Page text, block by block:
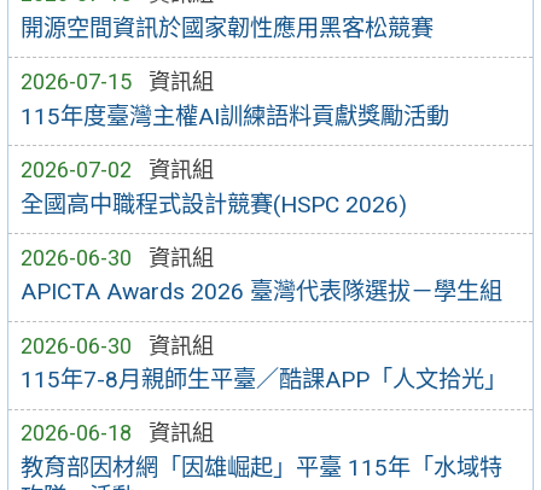
開源空間資訊於國家韌性應用黑客松競賽
2026-07-15 資訊組
115年度臺灣主權AI訓練語料貢獻獎勵活動
2026-07-02 資訊組
全國高中職程式設計競賽(HSPC 2026)
2026-06-30 資訊組
APICTA Awards 2026 臺灣代表隊選拔－學生組
2026-06-30 資訊組
115年7-8月親師生平臺／酷課APP「人文拾光」
2026-06-18 資訊組
教育部因材網「因雄崛起」平臺 115年「水域特